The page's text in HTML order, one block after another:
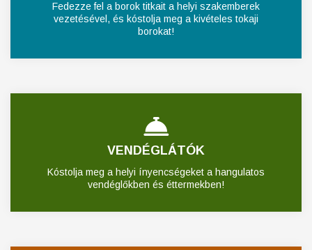
Fedezze fel a borok titkait a helyi szakemberek
vezetésével, és kóstolja meg a kivételes tokaji
borokat!
VENDÉGLÁTÓK
Kóstolja meg a helyi ínyencségeket a hangulatos
vendéglőkben és éttermekben!